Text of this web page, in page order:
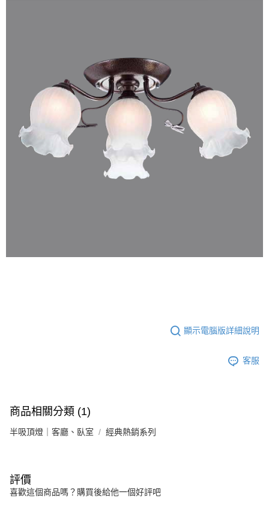
顯示電腦版詳細說明
客服
商品相關分類 (1)
半吸頂燈｜客廳、臥室 經典熱銷系列
評價
喜歡這個商品嗎？購買後給他一個好評吧